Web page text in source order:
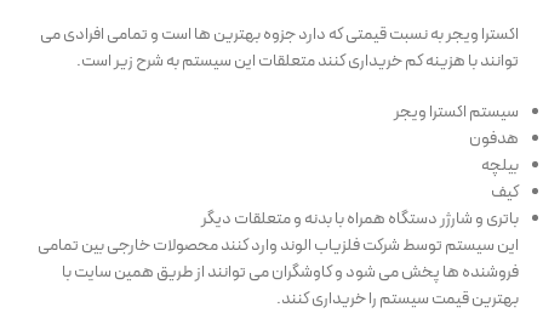
اکسترا ویجر به نسبت قیمتی که دارد جزوه بهترین ها است و تمامی افرادی می
توانند با هزینه کم خریداری کنند متعلقات این سیستم به شرح زیر است.
سیستم اکسترا ویجر
هدفون
بیلچه
کیف
باتری و شارژر دستگاه همراه با بدنه و متعلقات دیگر
این سیستم توسط شرکت فلزیاب الوند وارد کنند محصولات خارجی بین تمامی
فروشنده ها پخش می شود و کاوشگران می توانند از طریق همین سایت با
بهترین قیمت سیستم را خریداری کنند.